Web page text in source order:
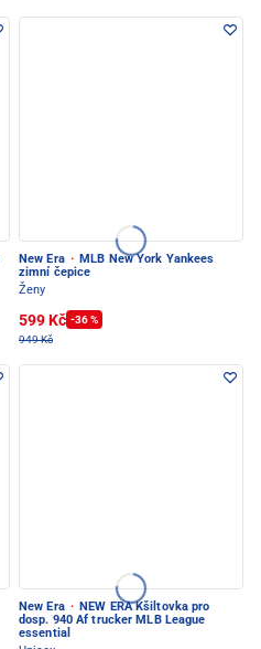
New Era · MLB New York Yankees
zimní čepice
Ženy
599 Kč -36 %
949 Kč
New Era · NEW ERA Kšiltovka pro
dosp. 940 Af trucker MLB League
essential